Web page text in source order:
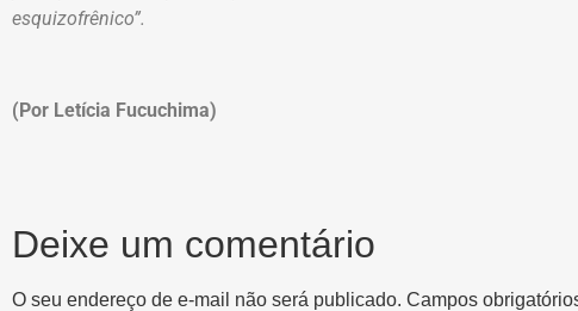
esquizofrênico”.
(Por Letícia Fucuchima)
Deixe um comentário
O seu endereço de e-mail não será publicado. Campos